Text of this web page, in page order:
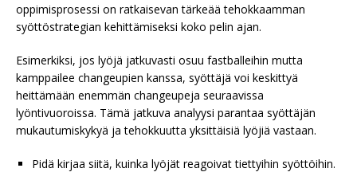
oppimisprosessi on ratkaisevan tärkeää tehokkaamman
syöttöstrategian kehittämiseksi koko pelin ajan.
Esimerkiksi, jos lyöjä jatkuvasti osuu fastballeihin mutta
kamppailee changeupien kanssa, syöttäjä voi keskittyä
heittämään enemmän changeupeja seuraavissa
lyöntivuoroissa. Tämä jatkuva analyysi parantaa syöttäjän
mukautumiskykyä ja tehokkuutta yksittäisiä lyöjiä vastaan.
Pidä kirjaa siitä, kuinka lyöjät reagoivat tiettyihin syöttöihin.